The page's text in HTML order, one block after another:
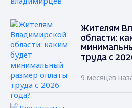
Жителям
области:
труда с
9 месяцев